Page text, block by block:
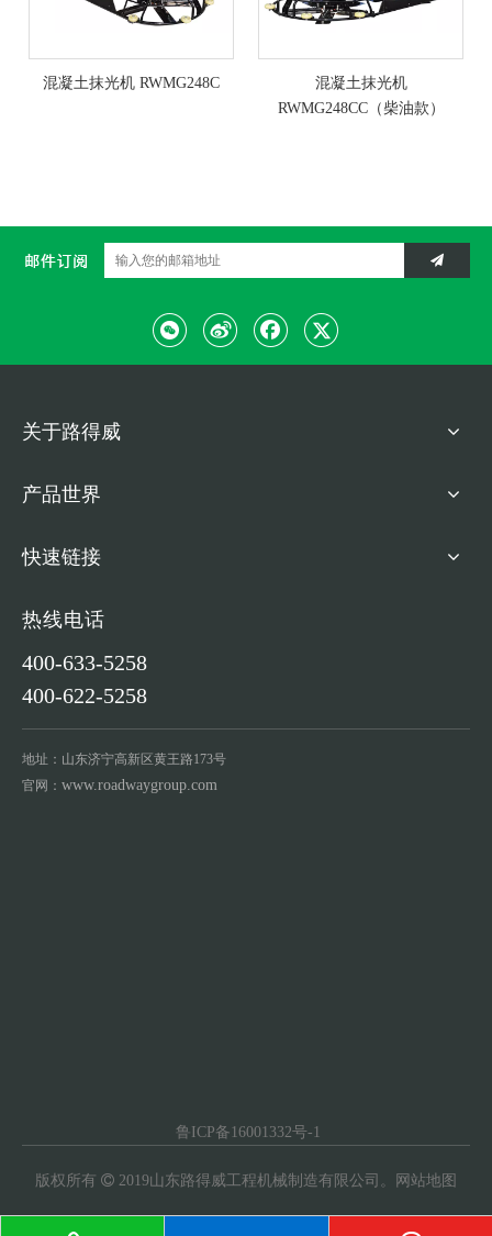
混凝土抹光机 RWMG248C
混凝土抹光机
RWMG248CC（柴油款）
关于路得威
产品世界
快速链接
热线电话
400-633-5258
400-622-5258
地址：山东济宁高新区黄王路173号
官网： www.roadwaygroup.com
鲁ICP备16001332号-1
版权所有  2019山东路得威工程机械制造有限公司。 网站地图